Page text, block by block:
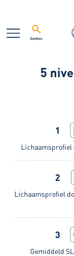
Zoeken
5
1
Lichaamsprofiel
2
Lichaamsprofiel
3
Gemiddeld